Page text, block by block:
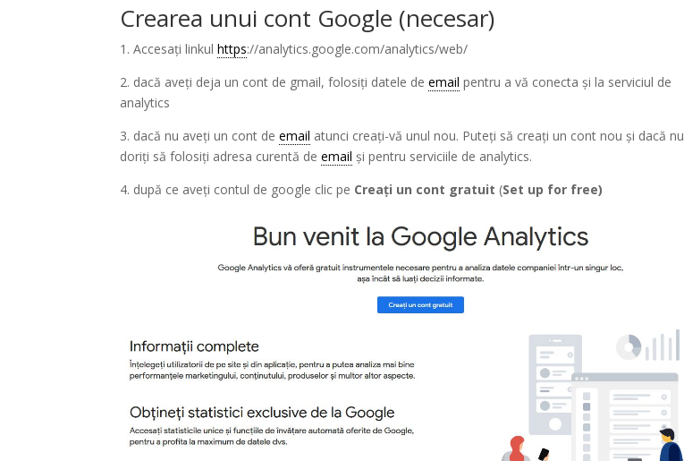
Crearea unui cont Google (necesar)
1. Accesați linkulhttps://analytics.google.com/analytics/web/
2. dacă aveți deja un cont de gmail, folosiți datele deemail pentru a vă conecta și la serviciul de
analytics
3. dacă nu aveți un cont deemail atunci creați-vă unul nou. Puteți să creați un cont nou și dacă nu
doriți să folosiți adresa curentă deemail și pentru serviciile de analytics.
4. după ce aveți contul de google clic pe Creați un cont gratuit (Set up for free)